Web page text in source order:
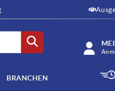
BRANCHEN